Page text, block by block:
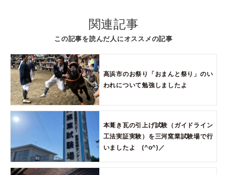
関連記事
この記事を読んだ人にオススメの記事
高浜市のお祭り「おまんと祭り」のい
われについて勉強しましたよ
本葺き瓦の引上げ試験（ガイドライン
工法実証実験）を三河窯業試験場で行
いましたよ (^o^)／